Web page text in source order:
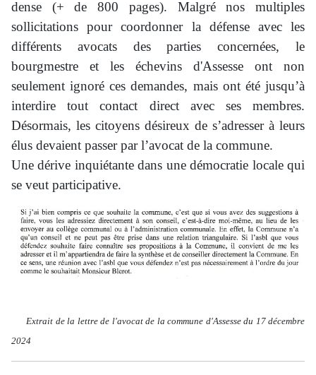
dense (+ de 800 pages). Malgré nos multiples
sollicitations pour coordonner la défense avec les
différents avocats des parties concernées, le
bourgmestre et les échevins d'Assesse ont non
seulement ignoré ces demandes, mais ont été jusqu’à
interdire tout contact direct avec ses membres.
Désormais, les citoyens désireux de s’adresser à leurs
élus devaient passer par l’avocat de la commune.
Une dérive inquiétante dans une démocratie locale qui
se veut participative.
Extrait de la lettre de l'avocat de la commune d'Assesse du 17 décembre
2024